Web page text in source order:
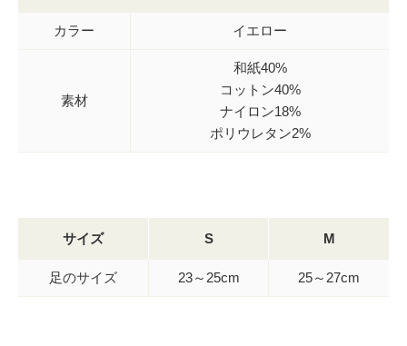
カラー イエロー
素材
和紙40%
コットン40%
ナイロン18%
ポリウレタン2%
サイズ S M
足のサイズ 23～25cm 25～27cm